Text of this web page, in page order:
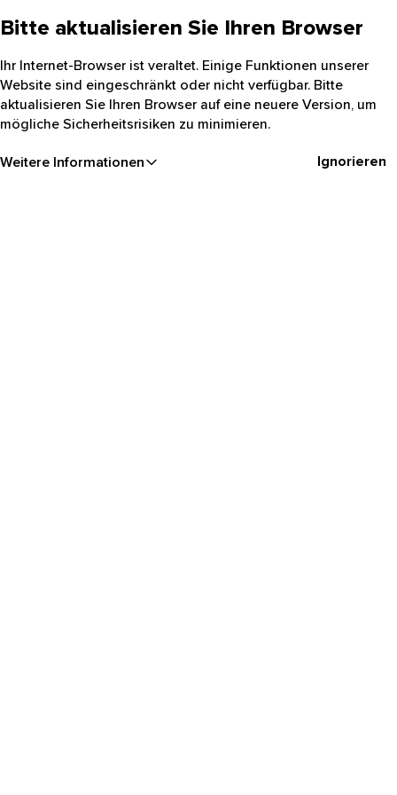
Bitte aktualisieren Sie Ihren Browser
Ihr Internet-Browser ist veraltet. Einige Funktionen unserer
Website sind eingeschränkt oder nicht verfügbar. Bitte
aktualisieren Sie Ihren Browser auf eine neuere Version, um
mögliche Sicherheitsrisiken zu minimieren.
Weitere Informationen Ignorieren